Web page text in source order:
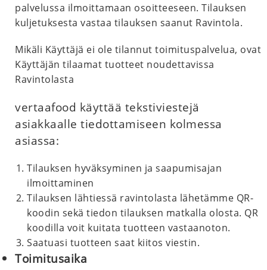
palvelussa ilmoittamaan osoitteeseen. Tilauksen
kuljetuksesta vastaa tilauksen saanut Ravintola.
Mikäli Käyttäjä ei ole tilannut toimituspalvelua, ovat
Käyttäjän tilaamat tuotteet noudettavissa
Ravintolasta
vertaafood käyttää tekstiviestejä
asiakkaalle tiedottamiseen kolmessa
asiassa:
Tilauksen hyväksyminen ja saapumisajan
ilmoittaminen
Tilauksen lähtiessä ravintolasta lähetämme QR-
koodin sekä tiedon tilauksen matkalla olosta. QR
koodilla voit kuitata tuotteen vastaanoton.
Saatuasi tuotteen saat kiitos viestin.
Toimitusaika